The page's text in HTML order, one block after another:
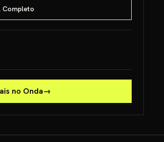
Completo
no Onda→